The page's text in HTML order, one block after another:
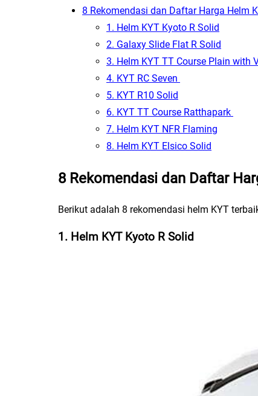
8 Rekomendasi dan Daftar Harga Helm
1. Helm KYT Kyoto R Solid
2. Galaxy Slide Flat R Solid
3. Helm KYT TT Course Plain with
4. KYT RC Seven
5. KYT R10 Solid
6. KYT TT Course Ratthapark
7. Helm KYT NFR Flaming
8. Helm KYT Elsico Solid
8 Rekomendasi dan Daftar
Berikut adalah 8 rekomendasi helm KYT
1. Helm KYT Kyoto R Solid